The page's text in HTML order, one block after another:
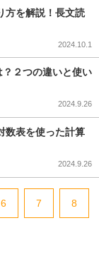
方を解説！長文読
2024.10.1
？２つの違いと使い
2024.9.26
数表を使った計算
2024.9.26
6 7 8